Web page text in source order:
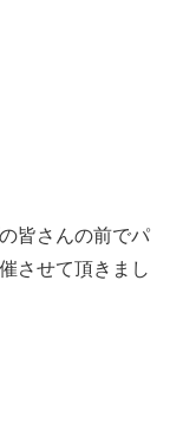
皆さんの前でパ
させて頂きまし